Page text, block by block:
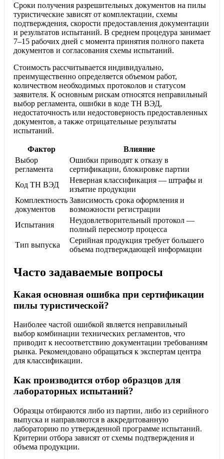
Сроки получения разрешительных документов на пилы
туристические зависят от комплектации, схемы
подтверждения, скорости предоставления документации
и результатов испытаний. В среднем процедура занимает
7–15 рабочих дней с момента принятия полного пакета
документов и согласования схемы испытаний.
Стоимость рассчитывается индивидуально,
преимущественно определяется объемом работ,
количеством необходимых протоколов и статусом
заявителя. К основным рискам относятся неправильный
выбор регламента, ошибки в коде ТН ВЭД,
недостаточность или недостоверность предоставленных
документов, а также отрицательные результаты
испытаний.
Фактор
Влияние
Выбор
регламента
Ошибки приводят к отказу в
сертификации, блокировке партии
Код ТН ВЭД
Неверная классификация — штрафы и
изъятие продукции
Комплектность
документов
Зависимость срока оформления и
возможности регистрации
Испытания
Неудовлетворительный протокол —
полный пересмотр процесса
Тип выпуска
Серийная продукция требует большего
объема подтверждающей информации
Часто задаваемые вопросы
Какая основная ошибка при сертификации
пилы туристической?
Наиболее частой ошибкой является неправильный
выбор комбинации технических регламентов, что
приводит к несоответствию документации требованиям
рынка. Рекомендовано обращаться к экспертам центра
для классификации.
Как производится отбор образцов для
лабораторных испытаний?
Образцы отбираются либо из партии, либо из серийного
выпуска и направляются в аккредитованную
лабораторию по утвержденной программе испытаний.
Критерии отбора зависят от схемы подтверждения и
объема продукции.